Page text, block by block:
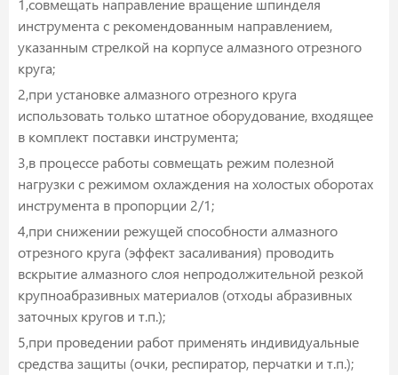
инструмента с рекомендованным направлением,
указанным стрелкой на корпусе алмазного отрезного
круга;
2,при установке алмазного отрезного круга
использовать только штатное оборудование, входящее
в комплект поставки инструмента;
3,в процессе работы совмещать режим полезной
нагрузки с режимом охлаждения на холостых оборотах
инструмента в пропорции 2/1;
4,при снижении режущей способности алмазного
отрезного круга (эффект засаливания) проводить
вскрытие алмазного слоя непродолжительной резкой
крупноабразивных материалов (отходы абразивных
заточных кругов и т.п.);
5,при проведении работ применять индивидуальные
средства защиты (очки, респиратор, перчатки и т.п.);